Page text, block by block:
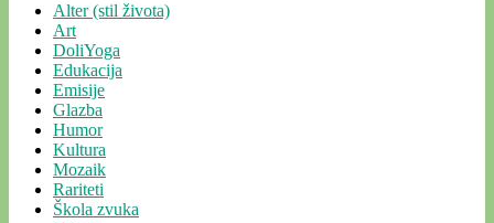
Alter (stil života)
Art
DoliYoga
Edukacija
Emisije
Glazba
Humor
Kultura
Mozaik
Rariteti
Škola zvuka